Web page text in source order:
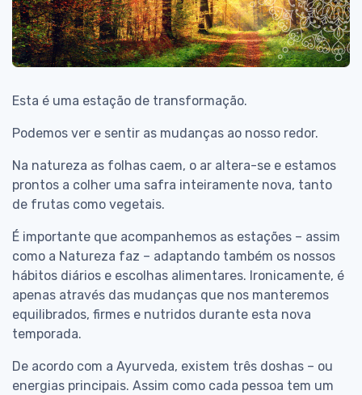
Esta é uma estação de transformação.
Podemos ver e sentir as mudanças ao nosso redor.
Na natureza as folhas caem, o ar altera-se e estamos
prontos a colher uma safra inteiramente nova, tanto
de frutas como vegetais.
É importante que acompanhemos as estações – assim
como a Natureza faz – adaptando também os nossos
hábitos diários e escolhas alimentares. Ironicamente, é
apenas através das mudanças que nos manteremos
equilibrados, firmes e nutridos durante esta nova
temporada.
De acordo com a Ayurveda, existem três doshas – ou
energias principais. Assim como cada pessoa tem um